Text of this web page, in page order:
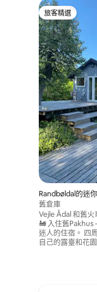
旅客精選
旅客精選
Randbøldal的迷
舊倉庫
Vejle Ådal 和舊
🚂 入住舊Pakhus
迷人的住宿。 四
自己的露臺和花